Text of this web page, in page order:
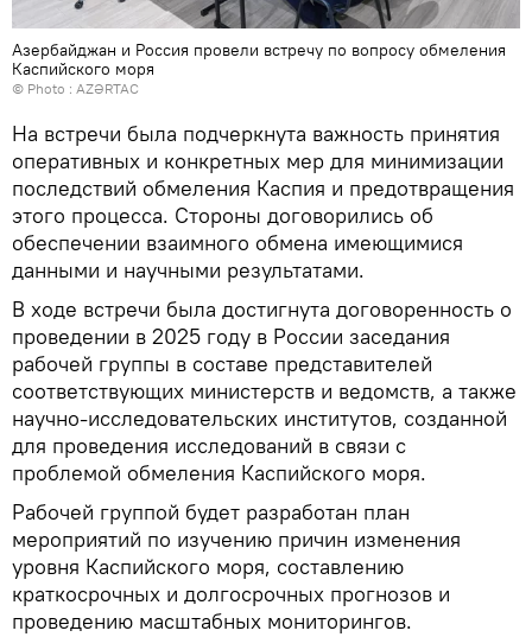
Азербайджан и Россия провели встречу по вопросу обмеления
Каспийского моря
© Photo : AZƏRTAC
На встречи была подчеркнута важность принятия
оперативных и конкретных мер для минимизации
последствий обмеления Каспия и предотвращения
этого процесса. Стороны договорились об
обеспечении взаимного обмена имеющимися
данными и научными результатами.
В ходе встречи была достигнута договоренность о
проведении в 2025 году в России заседания
рабочей группы в составе представителей
соответствующих министерств и ведомств, а также
научно-исследовательских институтов, созданной
для проведения исследований в связи с
проблемой обмеления Каспийского моря.
Рабочей группой будет разработан план
мероприятий по изучению причин изменения
уровня Каспийского моря, составлению
краткосрочных и долгосрочных прогнозов и
проведению масштабных мониторингов.